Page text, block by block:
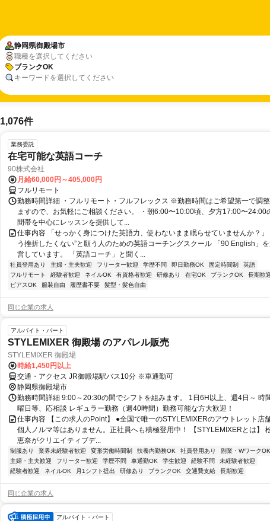
静岡県御殿場市
職種を選択してください
ブランクOK
キーワードを選択してください
1,076件
業務委託
在宅可能な英語コーチ
90株式会社
月給60,000円～405,000円
フルリモート
勤務時間詳細 ・フルリモート・フルフレックス ※勤務時間はご希望第一で調
ますので、お気軽にご相談ください。 ・朝6:00〜10:00頃、夕方17:00〜24:00
間帯を中心にレッスンを提供して...
仕事内容 「せっかく身につけた英語力、使わないまま眠らせていませんか？」
う挫折したくない”と願う人のための英語コーチングスクール 「90 English」
営しています。 「英語コーチ」と聞く...
社員登用あり 主婦・主夫歓迎 フリーター歓迎 学歴不問 即日勤務OK 固定時間制
英語
フルリモート
経験者歓迎 ネイルOK 有資格者歓迎 研修あり 在宅OK ブランクOK
長期歓
ピアスOK
服装自由 履歴書不要 髪型・髪色自由
同じ企業の求人
アルバイト・パート
STYLEMIXER 御殿場 のアパレル販売
STYLEMIXER 御殿場
時給1,450円以上
交通・アクセス JR御殿場駅バス10分 ※車通勤可
静岡県御殿場市
勤務時間詳細 9:00～20:30の間でシフトを組みます。 1日6H以上、週4日～ 時
曜日等、応相談 レギュラー勤務（週40時間）勤務可能な方大歓迎！
仕事内容 【この求人のPoint】 ●全国で唯一のSTYLEMIXERのアウトレット店
個人ノルマ等はありません。正社員へも積極登用中！ 【STYLEMIXERとは】
恵奈がクリエイティブデ...
制服あり 業界未経験者歓迎 変形労働時間制 扶養内勤務OK 社員登用あり
副業・WワークOK
主婦・主夫歓迎
フリーター歓迎 学歴不問 車通勤OK 学生歓迎 経験不問
未経験者歓迎
経験者歓迎
ネイルOK 月1シフト提出 研修あり ブランクOK 交通費支給 長期歓迎
同じ企業の求人
アルバイト・パート